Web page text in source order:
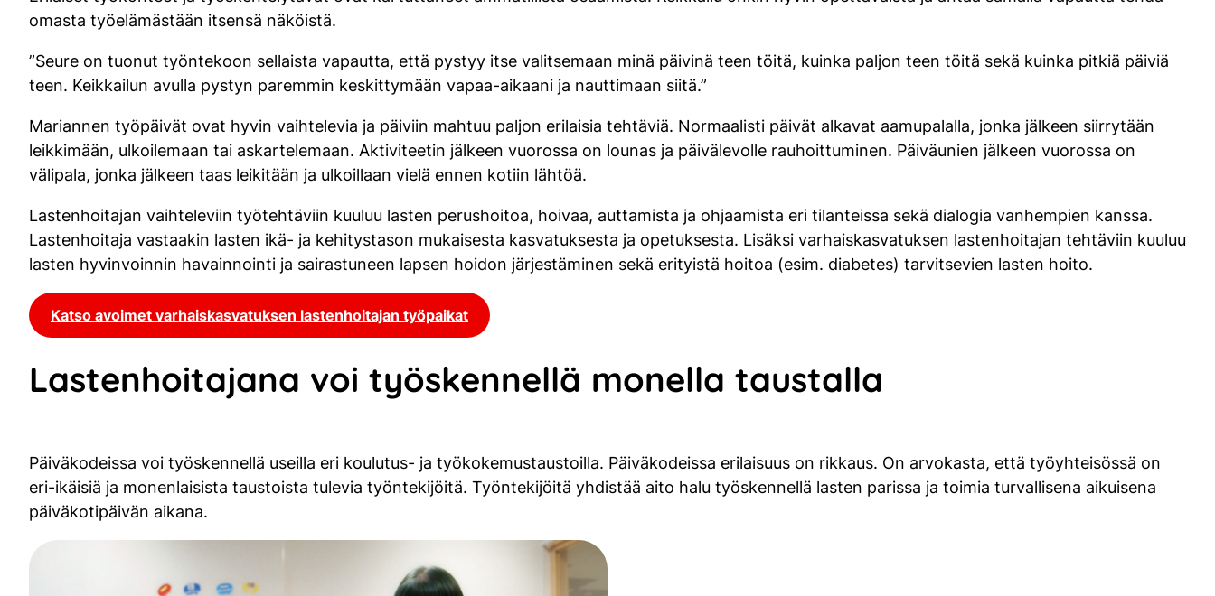
omasta työelämästään itsensä näköistä.
”Seure on tuonut työntekoon sellaista vapautta, että pystyy itse valitsemaan minä päivinä teen töitä, kuinka paljon teen töitä sekä kuinka pitkiä päiviä
teen. Keikkailun avulla pystyn paremmin keskittymään vapaa-aikaani ja nauttimaan siitä.”
Mariannen työpäivät ovat hyvin vaihtelevia ja päiviin mahtuu paljon erilaisia tehtäviä. Normaalisti päivät alkavat aamupalalla, jonka jälkeen siirrytään
leikkimään, ulkoilemaan tai askartelemaan. Aktiviteetin jälkeen vuorossa on lounas ja päivälevolle rauhoittuminen. Päiväunien jälkeen vuorossa on
välipala, jonka jälkeen taas leikitään ja ulkoillaan vielä ennen kotiin lähtöä.
Lastenhoitajan vaihteleviin työtehtäviin kuuluu lasten perushoitoa, hoivaa, auttamista ja ohjaamista eri tilanteissa sekä dialogia vanhempien kanssa.
Lastenhoitaja vastaakin lasten ikä- ja kehitystason mukaisesta kasvatuksesta ja opetuksesta. Lisäksi varhaiskasvatuksen lastenhoitajan tehtäviin kuuluu
lasten hyvinvoinnin havainnointi ja sairastuneen lapsen hoidon järjestäminen sekä erityistä hoitoa (esim. diabetes) tarvitsevien lasten hoito.
Katso avoimet varhaiskasvatuksen lastenhoitajan työpaikat
Lastenhoitajana voi työskennellä monella taustalla
Päiväkodeissa voi työskennellä useilla eri koulutus- ja työkokemustaustoilla. Päiväkodeissa erilaisuus on rikkaus. On arvokasta, että työyhteisössä on
eri-ikäisiä ja monenlaisista taustoista tulevia työntekijöitä. Työntekijöitä yhdistää aito halu työskennellä lasten parissa ja toimia turvallisena aikuisena
päiväkotipäivän aikana.